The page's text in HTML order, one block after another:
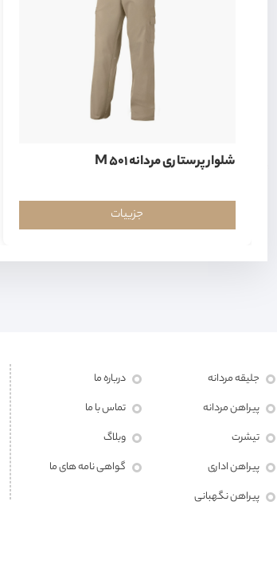
شلوار پرستاری مردانه M 501
جزییات
جلیقه مردانه
پیراهن مردانه
تیشرت
پیراهن اداری
پیراهن نگهبانی
درباره ما
تماس با ما
وبلاگ
گواهی نامه های ما